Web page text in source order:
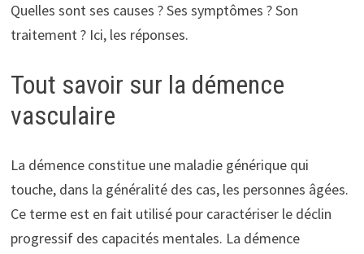
Quelles sont ses causes ? Ses symptômes ? Son
traitement ? Ici, les réponses.
Tout savoir sur la démence
vasculaire
La démence constitue une maladie générique qui
touche, dans la généralité des cas, les personnes âgées.
Ce terme est en fait utilisé pour caractériser le déclin
progressif des capacités mentales. La démence